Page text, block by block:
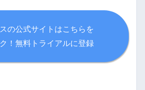
の公式サイトはこちらを
！無料トライアルに登録